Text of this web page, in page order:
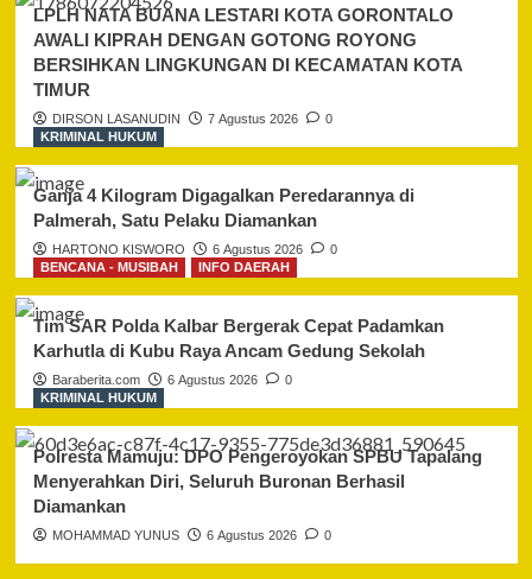
LPLH NATA BUANA LESTARI KOTA GORONTALO
AWALI KIPRAH DENGAN GOTONG ROYONG
BERSIHKAN LINGKUNGAN DI KECAMATAN KOTA
TIMUR
DIRSON LASANUDIN 7 Agustus 2026
0
KRIMINAL HUKUM
Ganja 4 Kilogram Digagalkan Peredarannya di
Palmerah, Satu Pelaku Diamankan
HARTONO KISWORO 6 Agustus 2026
0
BENCANA - MUSIBAH
INFO DAERAH
Tim SAR Polda Kalbar Bergerak Cepat Padamkan
Karhutla di Kubu Raya Ancam Gedung Sekolah
Baraberita.com 6 Agustus 2026
0
KRIMINAL HUKUM
Polresta Mamuju: DPO Pengeroyokan SPBU Tapalang
Menyerahkan Diri, Seluruh Buronan Berhasil
Diamankan
MOHAMMAD YUNUS 6 Agustus 2026 0